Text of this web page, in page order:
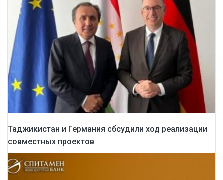
Таджикистан и Германия обсудили ход реализации
совместных проектов